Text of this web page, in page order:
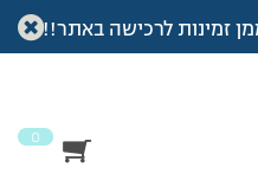
זמינות לרכישה באתר!!
0
אמא שלי קנתה לי מעדן 0 אחוז בטעם